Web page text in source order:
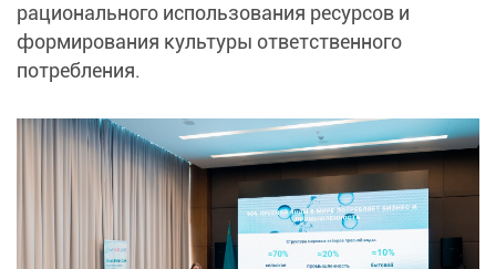
рационального использования ресурсов и
формирования культуры ответственного
потребления.